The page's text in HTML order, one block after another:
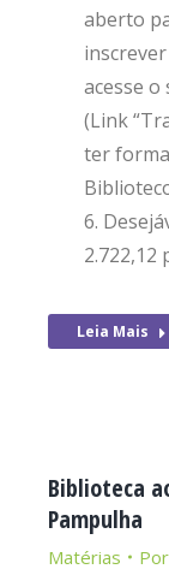
aberto
acesse
(Link
ter
6.
2.722,12
Leia Mais
Biblioteca
Pampulha
Matérias Por